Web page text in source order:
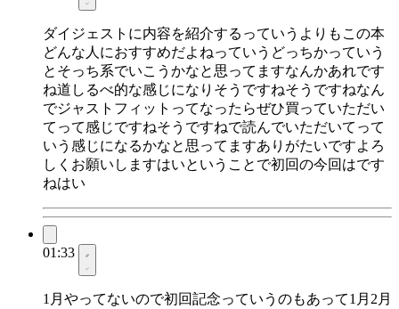
ダイジェストに内容を紹介するっていうよりもこの本
どんな人におすすめだよねっていうどっちかっていう
とそっち系でいこうかなと思ってますなんかあれです
ね道しるべ的な感じになりそうですねそうですねなん
でジャストフィットってなったらぜひ買っていただい
てって感じですねそうですねで読んでいただいてって
いう感じになるかなと思ってますありがたいですよろ
しくお願いしますはいということで初回の今回はです
ねはい
01:33
1月やってないので初回記念っていうのもあって1月2月